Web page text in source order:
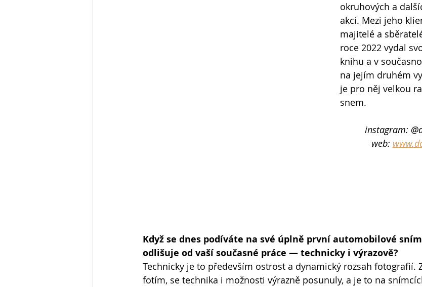
okruhových a
akcí. Mezi jeho
majitelé a
roce 2022 vydal
knihu a v
na jejím druhém
je pro něj velkou
snem.
instagram:
web:
Když se dnes podíváte na své úplně první automobilové
odlišuje od vaší současné práce — technicky i výrazově?
Technicky je to především ostrost a dynamický rozsah fotografií.
fotím, se technika i možnosti výrazně posunuly, a je to na